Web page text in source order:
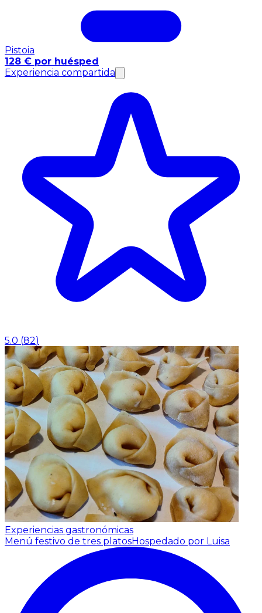
Pistoia
128 € por huésped
Experiencia compartida
5.0 (82)
Experiencias gastronómicas
Menú festivo de tres platosHospedado por Luisa